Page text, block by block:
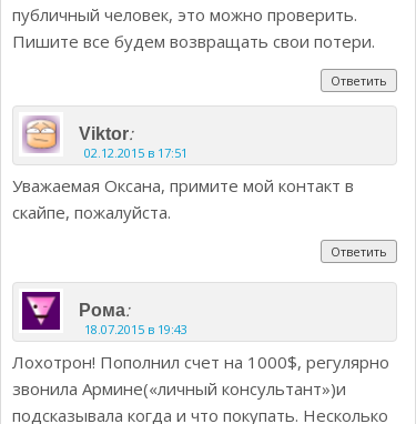
публичный человек, это можно проверить.
Пишите все будем возвращать свои потери.
Ответить
Viktor:
02.12.2015 в 17:51
Уважаемая Оксана, примите мой контакт в
скайпе, пожалуйста.
Ответить
Рома:
18.07.2015 в 19:43
Лохотрон! Пополнил счет на 1000$, регулярно
звонила Армине(«личный консультант»)и
подсказывала когда и что покупать. Несколько